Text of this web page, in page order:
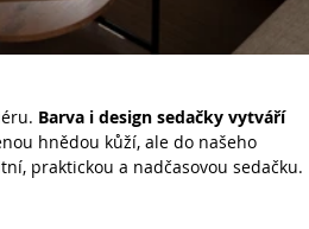
Barva i design sedačky vytváří
hnědou kůží, ale do našeho
praktickou a nadčasovou sedačku.